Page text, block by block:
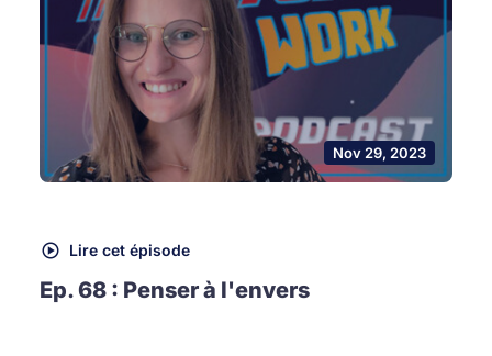
Nov 29, 2023
Lire cet épisode
Ep. 68 : Penser à l'envers